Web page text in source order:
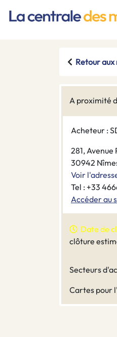
Retour
A proximité
Acheteur :
281, Avenue
30942
Voir
Tel : +33
Accéder au
Date de
clôture
Secteurs
Cartes pour